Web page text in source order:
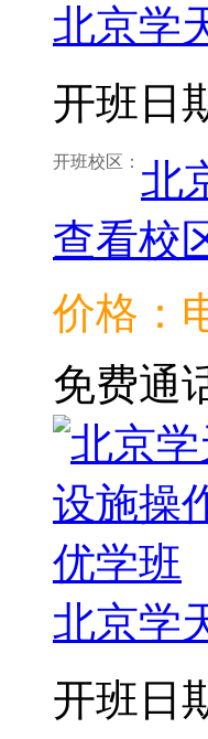
北京学
开班日
开班校区： 北
查看校
价格：
免费通
北京学
开班日